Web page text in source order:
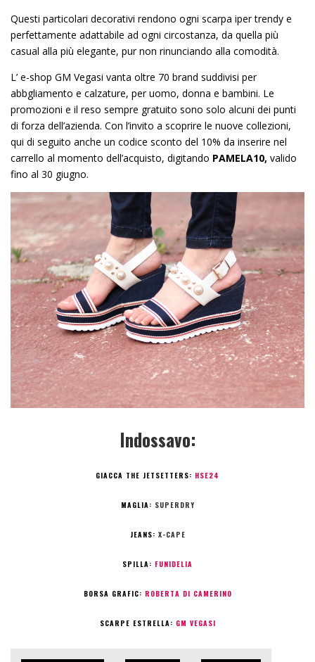
Questi particolari decorativi rendono ogni scarpa iper trendy e
perfettamente adattabile ad ogni circostanza, da quella più
casual alla più elegante, pur non rinunciando alla comodità.
L’ e-shop GM Vegasi vanta oltre 70 brand suddivisi per
abbgliamento e calzature, per uomo, donna e bambini. Le
promozioni e il reso sempre gratuito sono solo alcuni dei punti
di forza dell’azienda. Con l’invito a scoprire le nuove collezioni,
qui di seguito anche un codice sconto del 10% da inserire nel
carrello al momento dell’acquisto, digitando PAMELA10, valido
fino al 30 giugno.
Indossavo:
GIACCA THE JETSETTERS: HSE24
MAGLIA: SUPERDRY
JEANS: X-CAPE
SPILLA: FUNIDELIA
BORSA GRAFIC: ROBERTA DI CAMERINO
SCARPE ESTRELLA: GM VEGASI